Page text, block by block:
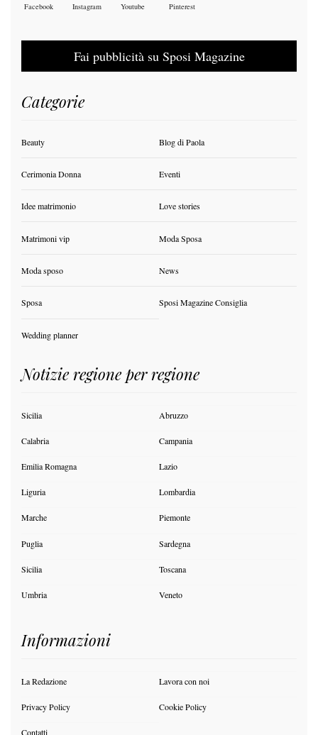
Facebook Instagram Youtube Pinterest
Fai pubblicità su Sposi Magazine
Categorie
Beauty Blog di Paola
Cerimonia Donna Eventi
Idee matrimonio Love stories
Matrimoni vip Moda Sposa
Moda sposo News
Sposa Sposi Magazine Consiglia
Wedding planner
Notizie regione per regione
Sicilia Abruzzo
Calabria Campania
Emilia Romagna Lazio
Liguria Lombardia
Marche Piemonte
Puglia Sardegna
Sicilia Toscana
Umbria Veneto
Informazioni
La Redazione Lavora con noi
Privacy Policy Cookie Policy
Contatti